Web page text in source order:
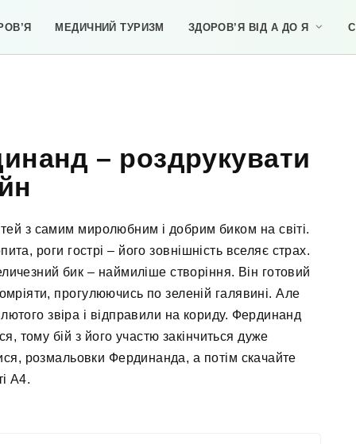
МЕДИЧНИЙ ТУРИЗМ ЗДОРОВ’Я ВІД А ДО Я
– роздрукувати
з самим миролюбним і добрим биком на світі.
роги гострі – його зовнішність вселяє страх.
бик – наймиліше створіння. Він готовий
прогулюючись по зеленій галявині. Але
звіра і відправили на кориду. Фердинанд
тому бій з його участю закінчиться дуже
розмальовки Фердинанда, а потім скачайте
А4.